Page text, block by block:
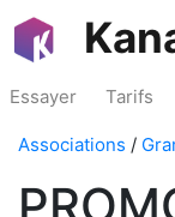
Essayer Tarifs
Associations /